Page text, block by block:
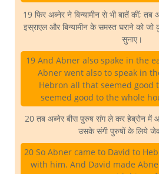
19 फिर अब्नेर ने बिन्यामीन से भी बातें कीं; तब
इस्राएल और बिन्यामीन के समस्त घराने को
सुनाए।
19 And Abner also spake in the
Abner went also to speak in
Hebron all that seemed good
seemed good to the whole
20 तब अब्नेर बीस पुरुष संग ले कर हेब्रोन
उसके संगी पुरुषों के लिये
20 So Abner came to David to
with him. And David made